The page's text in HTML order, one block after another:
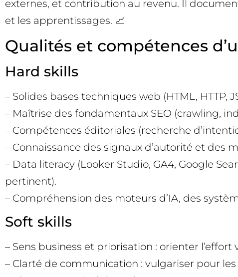
externes, et contribution au revenu. Il
et les apprentissages. 📈
Qualités et compétences
Hard skills
– Solides bases techniques web (HTML, HTTP,
– Maîtrise des fondamentaux SEO (crawling,
– Compétences éditoriales (recherche
– Connaissance des signaux d’autorité et des
– Data literacy (Looker Studio, GA4, Google
pertinent).
– Compréhension des moteurs d’IA, des
Soft skills
– Sens business et priorisation : orienter l’effort
– Clarté de communication : vulgariser pour